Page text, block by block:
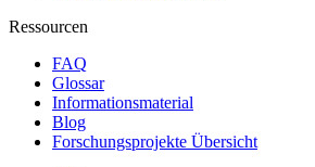
Ressourcen
FAQ
Glossar
Informationsmaterial
Blog
Forschungsprojekte Übersicht